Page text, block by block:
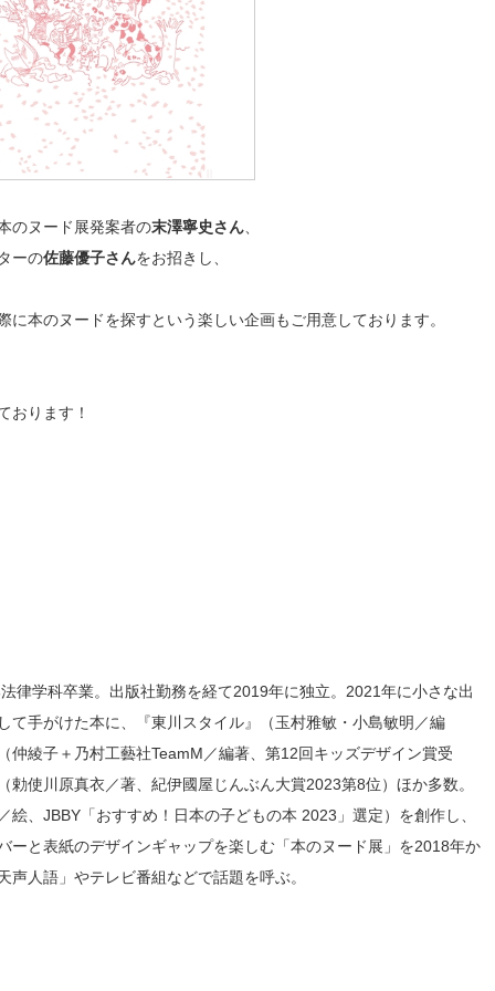
のヌード展発案者の末澤寧史さん、
ーの佐藤優子さんをお招きし、
本のヌードを探すという楽しい企画もご用意しております。
おります！
律学科卒業。出版社勤務を経て2019年に独立。2021年に小さな出
て手がけた本に、『東川スタイル』（玉村雅敏・小島敏明／編
仲綾子＋乃村工藝社TeamM／編著、第12回キッズデザイン賞受
使川原真衣／著、紀伊國屋じんぶん大賞2023第8位）ほか多数。
、JBBY「おすすめ！日本の子どもの本 2023」選定）を創作し、
ーと表紙のデザインギャップを楽しむ「本のヌード展」を2018年か
人語」やテレビ番組などで話題を呼ぶ。